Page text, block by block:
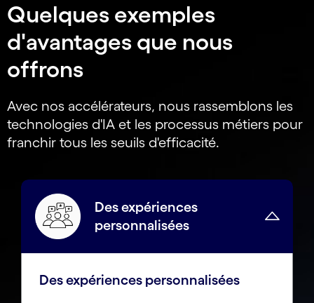
Quelques exemples
d'avantages que nous
offrons
Avec nos accélérateurs, nous rassemblons les
technologies d'IA et les processus métiers pour
franchir tous les seuils d'efficacité.
Des expériences
personnalisées
Des expériences personnalisées